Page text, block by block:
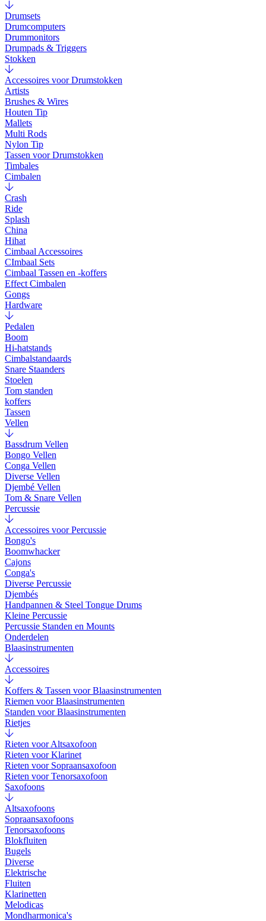
Drumsets
Drumcomputers
Drummonitors
Drumpads & Triggers
Stokken
Accessoires voor Drumstokken
Artists
Brushes & Wires
Houten Tip
Mallets
Multi Rods
Nylon Tip
Tassen voor Drumstokken
Timbales
Cimbalen
Crash
Ride
Splash
China
Hihat
Cimbaal Accessoires
CImbaal Sets
Cimbaal Tassen en -koffers
Effect Cimbalen
Gongs
Hardware
Pedalen
Boom
Hi-hatstands
Cimbalstandaards
Snare Staanders
Stoelen
Tom standen
koffers
Tassen
Vellen
Bassdrum Vellen
Bongo Vellen
Conga Vellen
Diverse Vellen
Djembé Vellen
Tom & Snare Vellen
Percussie
Accessoires voor Percussie
Bongo's
Boomwhacker
Cajons
Conga's
Diverse Percussie
Djembés
Handpannen & Steel Tongue Drums
Kleine Percussie
Percussie Standen en Mounts
Onderdelen
Blaasinstrumenten
Accessoires
Koffers & Tassen voor Blaasinstrumenten
Riemen voor Blaasinstrumenten
Standen voor Blaasinstrumenten
Rietjes
Rieten voor Altsaxofoon
Rieten voor Klarinet
Rieten voor Sopraansaxofoon
Rieten voor Tenorsaxofoon
Saxofoons
Altsaxofoons
Sopraansaxofoons
Tenorsaxofoons
Blokfluiten
Bugels
Diverse
Elektrische
Fluiten
Klarinetten
Melodicas
Mondharmonica's